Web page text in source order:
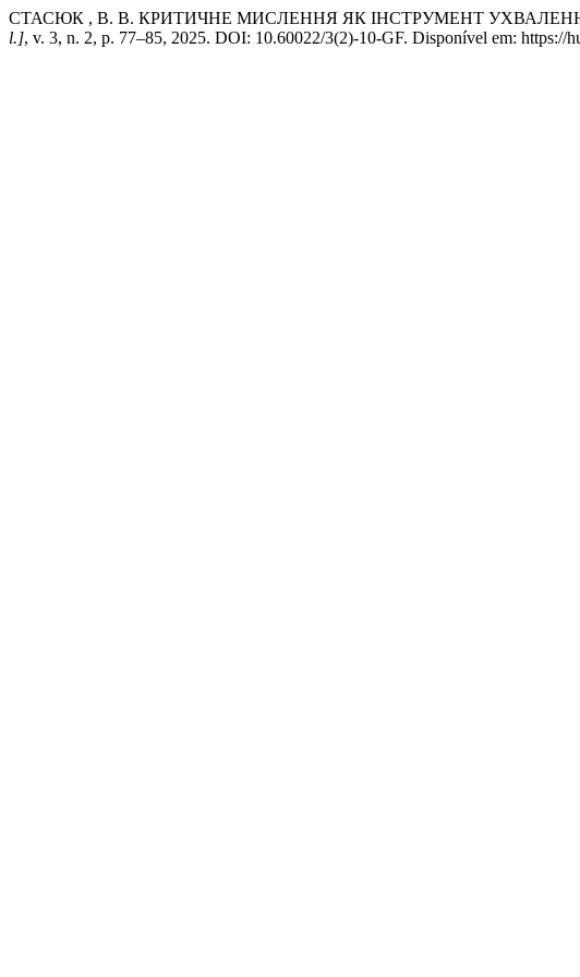
СТАСЮК , В. В. КРИТИЧНЕ МИСЛЕННЯ ЯК ІНСТРУМЕНТ
l.], v. 3, n. 2, p. 77–85, 2025. DOI: 10.60022/3(2)-10-GF. Disponível em: https://